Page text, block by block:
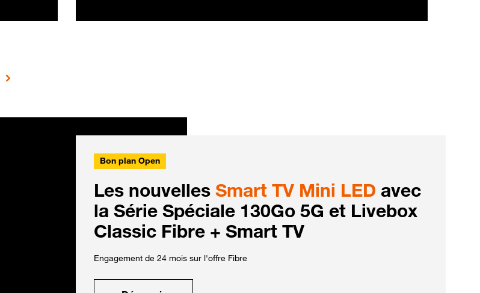
Bon plan Open
Les nouvelles Smart TV Mini LED avec
la Série Spéciale 130Go 5G et Livebox
Classic Fibre + Smart TV
Engagement de 24 mois sur l'offre Fibre